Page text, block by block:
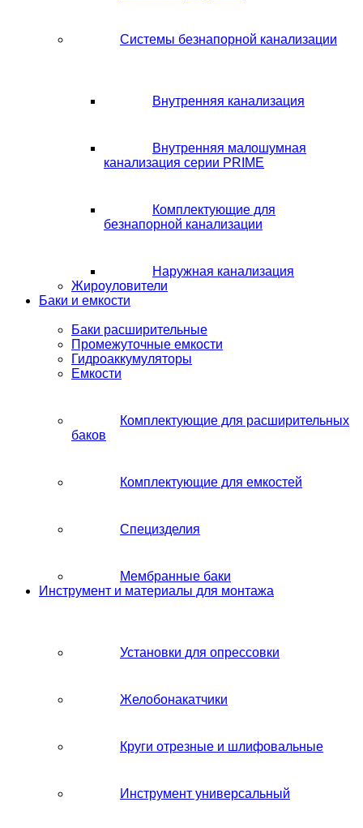
Системы безнапорной канализации
Внутренняя канализация
Внутренняя малошумная
канализация серии PRIME
Комплектующие для
безнапорной канализации
Наружная канализация
Жироуловители
Баки и емкости
Баки расширительные
Промежуточные емкости
Гидроаккумуляторы
Емкости
Комплектующие для расширительных
баков
Комплектующие для емкостей
Специзделия
Мембранные баки
Инструмент и материалы для монтажа
Установки для опрессовки
Желобонакатчики
Круги отрезные и шлифовальные
Инструмент универсальный